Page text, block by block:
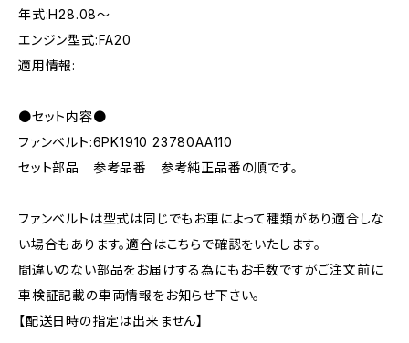
年式:H28.08～
エンジン型式:FA20
適用情報:
●セット内容●
ファンベルト:6PK1910 23780AA110
セット部品 参考品番 参考純正品番の順です。
ファンベルトは型式は同じでもお車によって種類があり適合しな
い場合もあります。適合はこちらで確認をいたします。
間違いのない部品をお届けする為にもお手数ですがご注文前に
車検証記載の車両情報をお知らせ下さい。
【配送日時の指定は出来ません】